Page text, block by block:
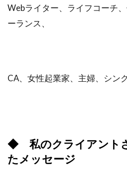
Webライター、ライフコーチ
ーランス、
CA、女性起業家、主婦、シ
◆ 私のクライアント
たメッセージ